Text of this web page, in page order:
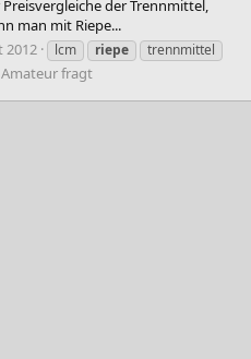
der Trennmittel,
man mit Riepe...
2012 lcm riepe
trennmittel
Amateur fragt